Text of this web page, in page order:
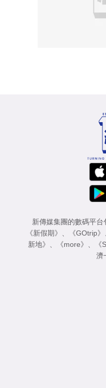
新傳媒集團的數碼平
《新假期》
《GOtrip》
新地》
《more》
濟